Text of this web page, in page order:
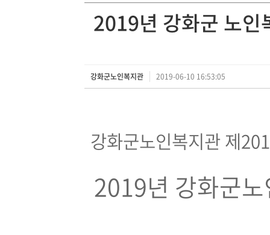
2019년 강화군 노인
강화군노인복지관 2019-06-10 16:53:05
강화군노인복지관 제
2019년 강화군